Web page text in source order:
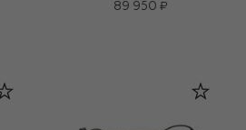
89 950 ₽